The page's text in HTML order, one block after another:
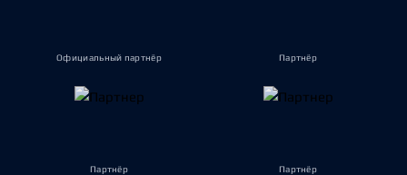
Официальный партнёр Партнёр
Партнёр Партнёр